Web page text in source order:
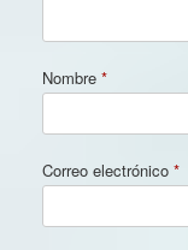
Nombre *
Correo electrónico *